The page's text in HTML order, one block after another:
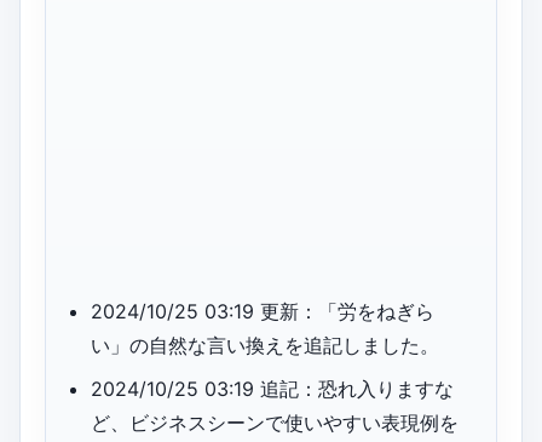
2024/10/25 03:19 更新：「労をねぎら
い」の自然な言い換えを追記しました。
2024/10/25 03:19 追記：恐れ入りますな
ど、ビジネスシーンで使いやすい表現例を